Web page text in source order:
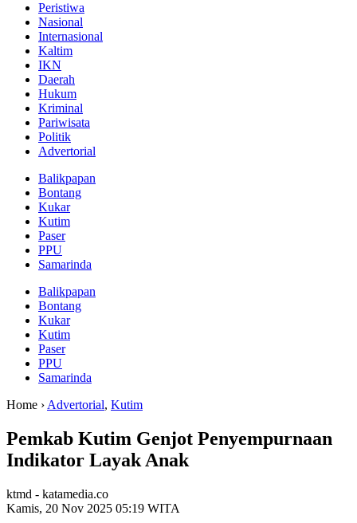
Peristiwa
Nasional
Internasional
Kaltim
IKN
Daerah
Hukum
Kriminal
Pariwisata
Politik
Advertorial
Balikpapan
Bontang
Kukar
Kutim
Paser
PPU
Samarinda
Balikpapan
Bontang
Kukar
Kutim
Paser
PPU
Samarinda
Home › Advertorial, Kutim
Pemkab Kutim Genjot Penyempurnaan
Indikator Layak Anak
ktmd - katamedia.co
Kamis, 20 Nov 2025 05:19 WITA